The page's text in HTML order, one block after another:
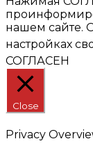
нашем сайте.
настройках
СОГЛАСЕН
Close
Privacy